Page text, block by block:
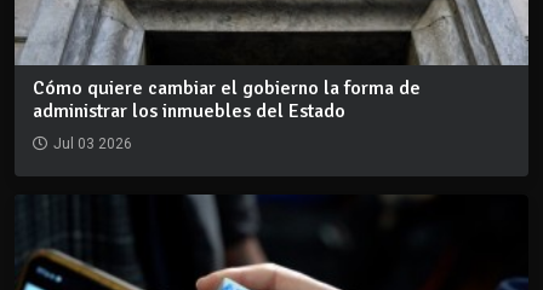
Cómo quiere cambiar el gobierno la forma de
administrar los inmuebles del Estado
Jul 03 2026